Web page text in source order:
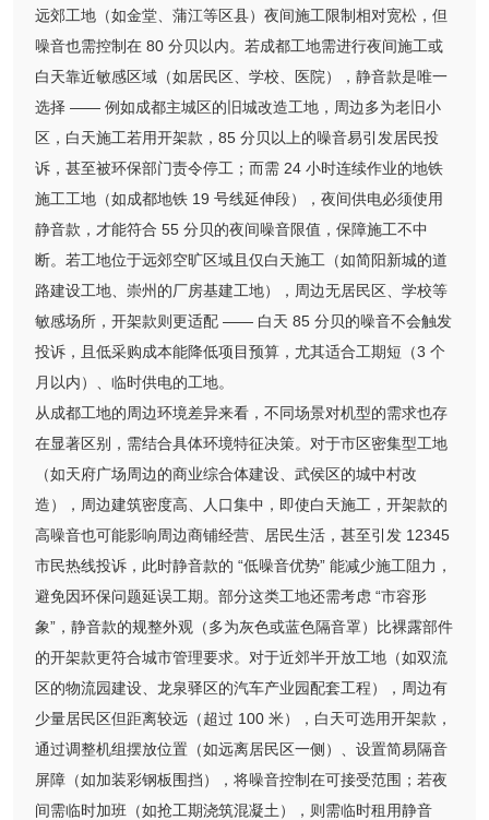
远郊工地（如金堂、蒲江等区县）夜间施工限制相对宽松，但
噪音也需控制在 80 分贝以内。若成都工地需进行夜间施工或
白天靠近敏感区域（如居民区、学校、医院），静音款是唯一
选择 —— 例如成都主城区的旧城改造工地，周边多为老旧小
区，白天施工若用开架款，85 分贝以上的噪音易引发居民投
诉，甚至被环保部门责令停工；而需 24 小时连续作业的地铁
施工工地（如成都地铁 19 号线延伸段），夜间供电必须使用
静音款，才能符合 55 分贝的夜间噪音限值，保障施工不中
断。若工地位于远郊空旷区域且仅白天施工（如简阳新城的道
路建设工地、崇州的厂房基建工地），周边无居民区、学校等
敏感场所，开架款则更适配 —— 白天 85 分贝的噪音不会触发
投诉，且低采购成本能降低项目预算，尤其适合工期短（3 个
月以内）、临时供电的工地。
从成都工地的周边环境差异来看，不同场景对机型的需求也存
在显著区别，需结合具体环境特征决策。对于市区密集型工地
（如天府广场周边的商业综合体建设、武侯区的城中村改
造），周边建筑密度高、人口集中，即使白天施工，开架款的
高噪音也可能影响周边商铺经营、居民生活，甚至引发 12345
市民热线投诉，此时静音款的 “低噪音优势” 能减少施工阻力，
避免因环保问题延误工期。部分这类工地还需考虑 “市容形
象”，静音款的规整外观（多为灰色或蓝色隔音罩）比裸露部件
的开架款更符合城市管理要求。对于近郊半开放工地（如双流
区的物流园建设、龙泉驿区的汽车产业园配套工程），周边有
少量居民区但距离较远（超过 100 米），白天可选用开架款，
通过调整机组摆放位置（如远离居民区一侧）、设置简易隔音
屏障（如加装彩钢板围挡），将噪音控制在可接受范围；若夜
间需临时加班（如抢工期浇筑混凝土），则需临时租用静音